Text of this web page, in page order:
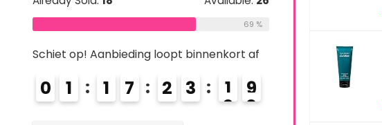
69 %
Schiet op! Aanbieding loopt binnenkort af
0 1 1 7 2 3 1
8